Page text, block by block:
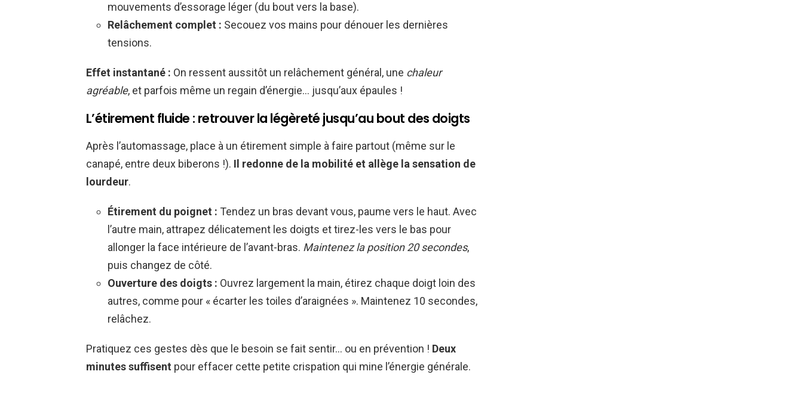
mouvements d’essorage léger (du bout vers la base).
Relâchement complet : Secouez vos mains pour dénouer les dernières
tensions.
Effet instantané : On ressent aussitôt un relâchement général, une chaleur
agréable, et parfois même un regain d’énergie… jusqu’aux épaules !
L’étirement fluide : retrouver la légèreté jusqu’au bout des doigts
Après l’automassage, place à un étirement simple à faire partout (même sur le
canapé, entre deux biberons !). Il redonne de la mobilité et allège la sensation de
lourdeur.
Étirement du poignet : Tendez un bras devant vous, paume vers le haut. Avec
l’autre main, attrapez délicatement les doigts et tirez-les vers le bas pour
allonger la face intérieure de l’avant-bras. Maintenez la position 20 secondes,
puis changez de côté.
Ouverture des doigts : Ouvrez largement la main, étirez chaque doigt loin des
autres, comme pour « écarter les toiles d’araignées ». Maintenez 10 secondes,
relâchez.
Pratiquez ces gestes dès que le besoin se fait sentir… ou en prévention ! Deux
minutes suffisent pour effacer cette petite crispation qui mine l’énergie générale.